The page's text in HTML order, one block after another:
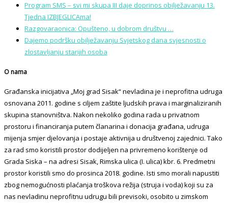
Program SMS – svi mi skupa III daje doprinos obilježavanju 13.
Tjedna IZBJEGLICAma!
Razgovaraonica: Opušteno, u dobrom društvu …
Dajemo podršku obilježavanju Svjetskog dana svjesnosti o
zlostavljanju starijih osoba
O nama
Građanska inicijativa „Moj grad Sisak“ nevladina je i neprofitna udruga
osnovana 2011. godine s ciljem zaštite ljudskih prava i marginaliziranih
skupina stanovništva. Nakon nekoliko godina rada u privatnom
prostoru i financiranja putem članarina i donacija građana, udruga
mijenja smjer djelovanja i postaje aktivnija u društvenoj zajednici. Tako
za rad smo koristili prostor dodijeljen na privremeno korištenje od
Grada Siska – na adresi Sisak, Rimska ulica (I. ulica) kbr. 6. Predmetni
prostor koristili smo do prosinca 2018. godine. Isti smo morali napustiti
zbog nemogućnosti plaćanja troškova režija (struja i voda) koji su za
nas nevladinu neprofitnu udrugu bili previsoki, osobito u zimskom